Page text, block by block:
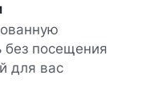
посещения
для вас